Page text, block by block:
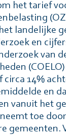
het tarief
landelijke
en
van
14%
en
vanuit het
toe
gemeenten.